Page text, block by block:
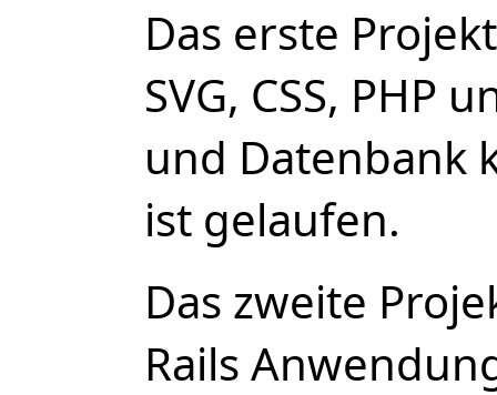
Das erste
SVG, CSS, PHP
und Datenbank
ist gelaufen.
Das zweite
Rails